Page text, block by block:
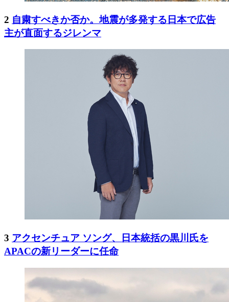
2 自粛すべきか否か。地震が多発する日本で広告
主が直面するジレンマ
3 アクセンチュア ソング、日本統括の黒川氏を
APACの新リーダーに任命